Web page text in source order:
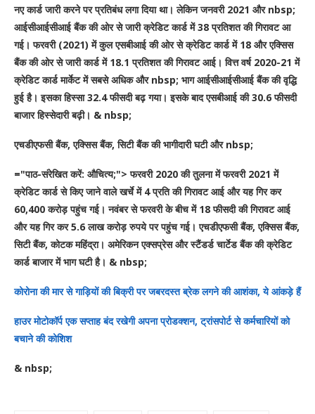
नए कार्ड जारी करने पर प्रतिबंध लगा दिया था। लेकिन जनवरी 2021 और nbsp;
आईसीआईसीआई बैंक की ओर से जारी क्रेडिट कार्ड में 38 प्रतिशत की गिरावट आ
गई। फरवरी (2021) में कुल एसबीआई की ओर से क्रेडिट कार्ड में 18 और एक्सिस
बैंक की ओर से जारी कार्ड में 18.1 प्रतिशत की गिरावट आई। वित्त वर्ष 2020-21 में
क्रेडिट कार्ड मार्केट में सबसे अधिक और nbsp; भाग आईसीआईसीआई बैंक की वृद्धि
हुई है। इसका हिस्सा 32.4 फीसदी बढ़ गया। इसके बाद एसबीआई की 30.6 फीसदी
बाजार हिस्सेदारी बढ़ी। & nbsp;
एचडीएफसी बैंक, एक्सिस बैंक, सिटी बैंक की भागीदारी घटी और nbsp;
="पाठ-संरेखित करें: औचित्य;"> फरवरी 2020 की तुलना में फरवरी 2021 में
क्रेडिट कार्ड से किए जाने वाले खर्चे में 4 प्रति की गिरावट आई और यह गिर कर
60,400 करोड़ पहुंच गई। नवंबर से फरवरी के बीच में 18 फीसदी की गिरावट आई
और यह गिर कर 5.6 लाख करोड़ रुपये पर पहुंच गई। एचडीएफसी बैंक, एक्सिस बैंक,
सिटी बैंक, कोटक महिंद्रा। अमेरिकन एक्सप्रेस और स्टैंडर्ड चार्टेड बैंक की क्रेडिट
कार्ड बाजार में भाग घटी है। & nbsp;
कोरोना की मार से गाड़ियों की बिक्री पर जबरदस्त ब्रेक लगने की आशंका, ये आंकड़े हैं
हाउर मोटोकॉर्प एक सप्ताह बंद रखेगी अपना प्रोडक्शन, ट्रांसपोर्ट से कर्मचारियों को
बचाने की कोशिश
& nbsp;